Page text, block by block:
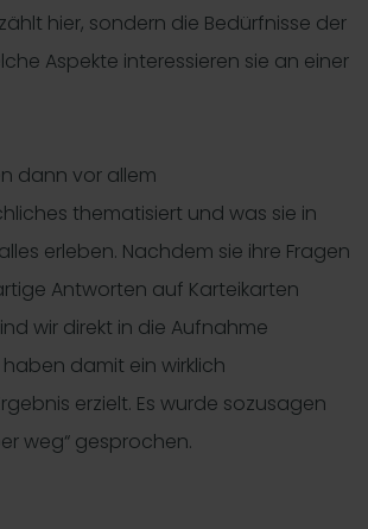
hier, sondern die Bedürfnisse der
Aspekte interessieren sie an einer
dann vor allem
thematisiert und was sie in
erleben. Nachdem sie ihre Fragen
Antworten auf Karteikarten
wir direkt in die Aufnahme
damit ein wirklich
erzielt. Es wurde sozusagen
weg“ gesprochen.